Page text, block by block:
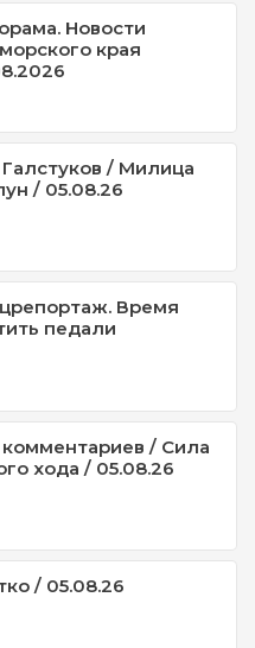
Новости
края
/ Милица
/ 05.08.26
Время
педали
/ Сила
хода / 05.08.26
/ 05.08.26